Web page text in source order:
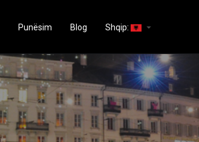
Punësim Blog Shqip: arrow_drop_down